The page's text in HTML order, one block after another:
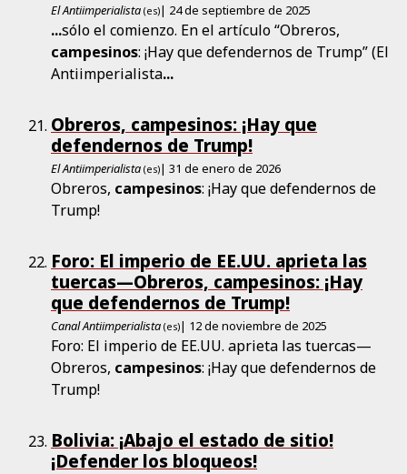
El Antiimperialista (es)| 24 de septiembre de 2025
...sólo el comienzo. En el artículo “Obreros,
campesinos: ¡Hay que defendernos de Trump” (El
Antiimperialista...
Obreros, campesinos: ¡Hay que
defendernos de Trump!
El Antiimperialista (es)| 31 de enero de 2026
Obreros, campesinos: ¡Hay que defendernos de
Trump!
Foro: El imperio de EE.UU. aprieta las
tuercas—Obreros, campesinos: ¡Hay
que defendernos de Trump!
Canal Antiimperialista (es)| 12 de noviembre de 2025
Foro: El imperio de EE.UU. aprieta las tuercas—
Obreros, campesinos: ¡Hay que defendernos de
Trump!
Bolivia: ¡Abajo el estado de sitio!
¡Defender los bloqueos!